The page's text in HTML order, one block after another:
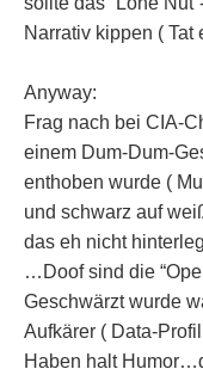
Narrativ kippen ( Tat
Anyway:
Frag nach bei CIA-
einem Dum-Dum-
enthoben wurde (
und schwarz auf
das eh nicht
…Doof sind die
Geschwärzt wurde
Aufkärer ( Data-
Haben halt